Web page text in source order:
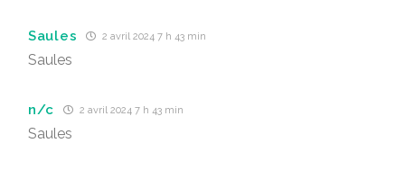
Saules 2 avril 2024 7 h 43 min
Saules
n/c 2 avril 2024 7 h 43 min
Saules